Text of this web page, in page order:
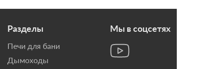
Разделы
Печи для бани
Дымоходы
Мы в соцсетях